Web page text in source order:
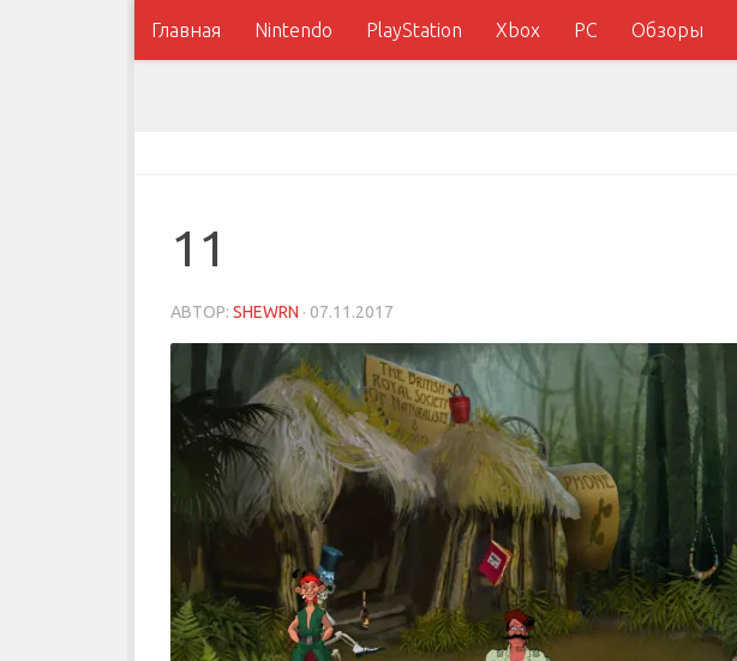
Главная Nintendo PlayStation Xbox PC Обзоры
11
АВТОР: SHEWRN · 07.11.2017